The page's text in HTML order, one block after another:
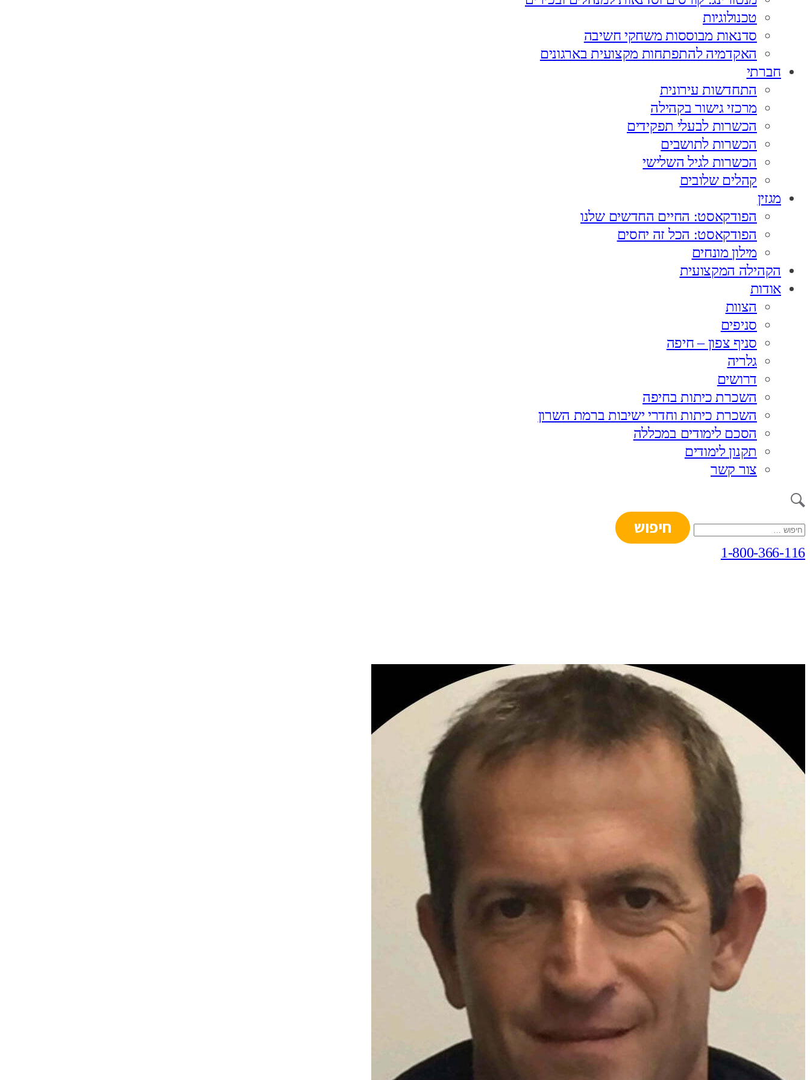
טכנולוגיות
סדנאות מבוססות משחקי חשיבה
האקדמיה להתפתחות מקצועית בארגונים
חברתי
התחדשות עירונית
מרכזי גישור בקהילה
הכשרות לבעלי תפקידים
הכשרות לתושבים
הכשרות לגיל השלישי
קהלים שלובים
מגזין
הפודקאסט: החיים החדשים שלנו
הפודקאסט: הכל זה יחסים
מילון מונחים
הקהילה המקצועית
אודות
הצוות
סניפים
סניף צפון – חיפה
גלריה
דרושים
השכרת כיתות בחיפה
השכרת כיתות וחדרי ישיבות ברמת השרון
הסכם לימודים במכללה
תקנון לימודים
צור קשר
חיפוש:
1-800-366-116